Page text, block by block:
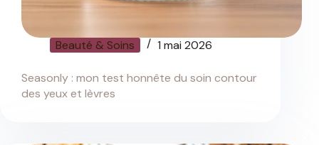
Beauté & Soins 1 mai 2026
Seasonly : mon test honnête du soin contour
des yeux et lèvres